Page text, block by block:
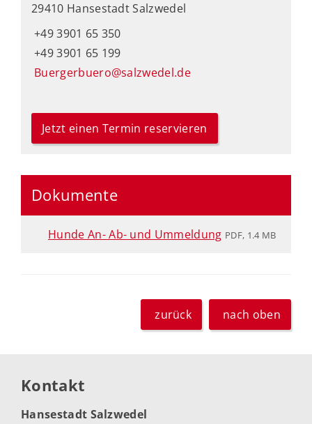
29410 Hansestadt Salzwedel
+49 3901 65 350
+49 3901 65 199
Buergerbuero@salzwedel.de
Jetzt einen Termin reservieren
Dokumente
Hunde An- Ab- und Ummeldung PDF, 1.4 MB
zurück nach oben
Kontakt
Hansestadt Salzwedel